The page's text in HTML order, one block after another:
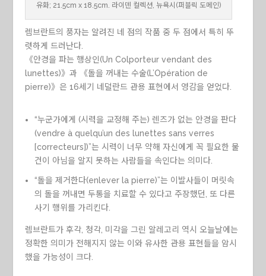
유화; 21.5cm x 18.5cm. 라이덴 컬렉션, 뉴욕시(퍼블릭 도메인)
렘브란트의 풍자는 알려진 네 점의 작품 중 두 점에서 특히 뚜
렷하게 드러난다.
《안경을 파는 행상인(Un Colporteur vendant des
lunettes)》과 《돌을 꺼내는 수술(L’Opération de
pierre)》은 16세기 네덜란드 관용 표현에서 영감을 얻었다.
“누군가에게 (시력을 교정해 주는) 렌즈가 없는 안경을 판다
(vendre à quelqu’un des lunettes sans verres
[correcteurs])”는 시력이 너무 약해 자신에게 꼭 필요한 물
건이 아님을 알지 못하는 사람들을 속인다는 의미다.
“돌을 제거한다(enlever la pierre)”는 이발사들이 머릿속
의 돌을 꺼내면 두통을 치료할 수 있다고 주장했던, 또 다른
사기 행위를 가리킨다.
렘브란트가 후각, 청각, 미각을 그린 알레고리 역시 오늘날에는
정확한 의미가 전해지지 않는 이와 유사한 관용 표현들을 암시
했을 가능성이 크다.